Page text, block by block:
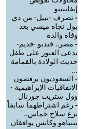
إنفانتينو
- تصرف -نبيل- من دي
بول تجاه ميسي بعد
وفاة والده
- مصر.. فيديو -قديم-
يدعي العثور على طفل
حديث الولادة بالقمامة
...
- السعوديون يرفضون
الاتفاقيات الإبراهيمية -
وول ستريت جورنال
- رغم اشتراطهما سابقاً
نزع سلاح حماس..
نتنياهو وكاتس يوافقان